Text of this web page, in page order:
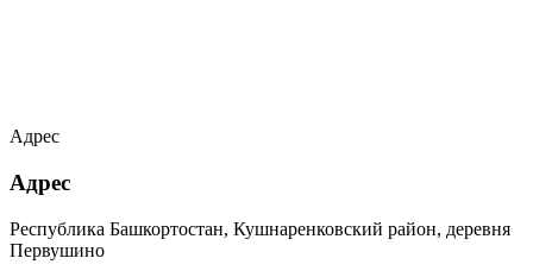
Адрес
Адрес
Республика Башкортостан, Кушнаренковский район, деревня
Первушино